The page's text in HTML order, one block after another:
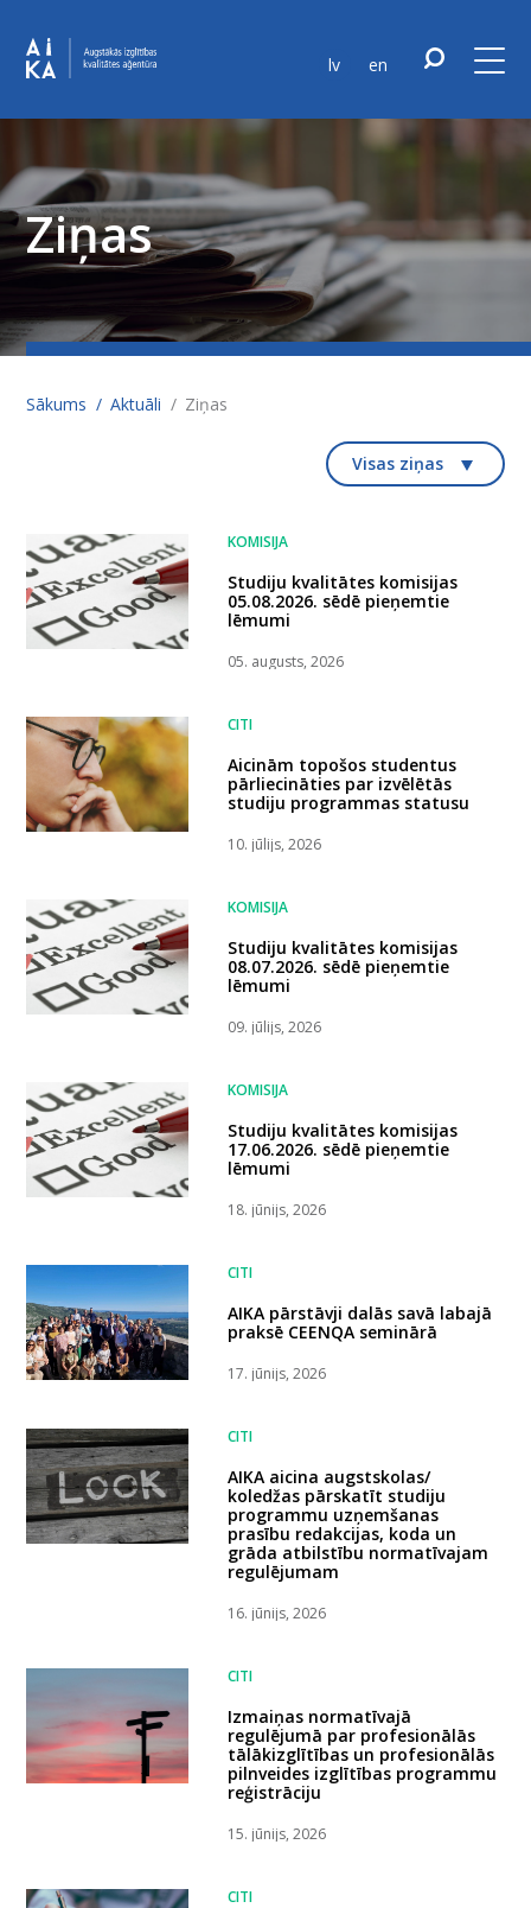
lv en
Ziņas
Sākums Aktuāli Ziņas
Visas ziņas
KOMISIJA
Studiju kvalitātes komisijas
05.08.2026. sēdē pieņemtie
lēmumi
05. augusts, 2026
CITI
Aicinām topošos studentus
pārliecināties par izvēlētās
studiju programmas statusu
10. jūlijs, 2026
KOMISIJA
Studiju kvalitātes komisijas
08.07.2026. sēdē pieņemtie
lēmumi
09. jūlijs, 2026
KOMISIJA
Studiju kvalitātes komisijas
17.06.2026. sēdē pieņemtie
lēmumi
18. jūnijs, 2026
CITI
AIKA pārstāvji dalās savā labajā
praksē CEENQA seminārā
17. jūnijs, 2026
CITI
AIKA aicina augstskolas/
koledžas pārskatīt studiju
programmu uzņemšanas
prasību redakcijas, koda un
grāda atbilstību normatīvajam
regulējumam
16. jūnijs, 2026
CITI
Izmaiņas normatīvajā
regulējumā par profesionālās
tālākizglītības un profesionālās
pilnveides izglītības programmu
reģistrāciju
15. jūnijs, 2026
CITI